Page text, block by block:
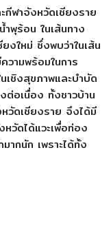
ฬาจังหวัดเชียงราย
ำพุร้อน ในเส้นทาง
งใหม่ ซึ่งพบว่าในเส้น
ามพร้อมในการ
เชิงสุขภาพและบำบัด
อเนื่อง ทั้งชาวบ้าน
วัดเชียงราย จึงได้มี
หวัดได้แวะเพื่อท่อง
ากนัก เพราะได้ทั้ง